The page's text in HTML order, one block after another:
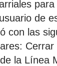
de
con las
Cerrar
la Línea